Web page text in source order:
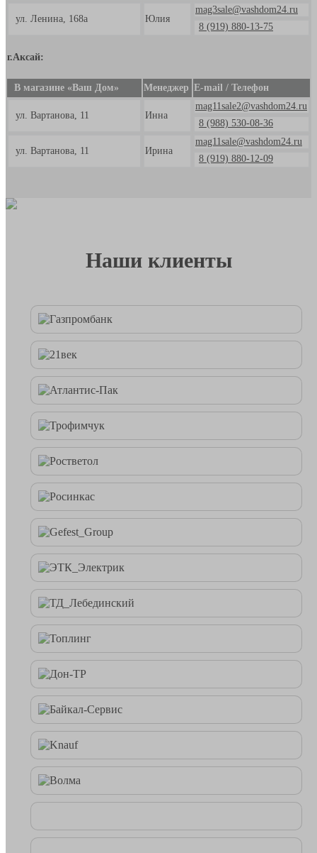
ул. Ленина, 168а Юлия
mag3sale@vashdom24.ru
8 (919) 880-13-75
г.Аксай:
В магазине «Ваш Дом» Менеджер E-mail / Телефон
ул. Вартанова, 11 Инна
mag11sale2@vashdom24.ru
8 (988) 530-08-36
ул. Вартанова, 11 Ирина
mag11sale@vashdom24.ru
8 (919) 880-12-09
Наши клиенты